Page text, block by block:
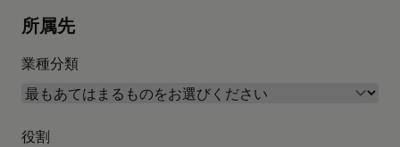
所属先
業種分類
役割